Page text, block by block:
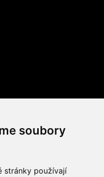
soubory
stránky používají